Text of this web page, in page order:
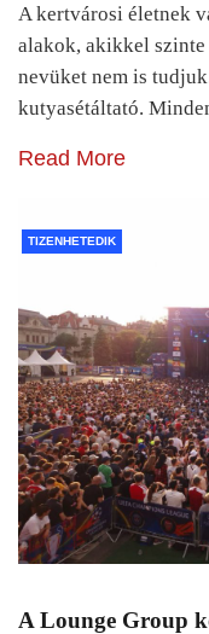
A kertvárosi életnek
alakok, akikkel szinte
nevüket nem is
kutyasétáltató.
Read More
TIZENHETEDIK
A Lounge Group